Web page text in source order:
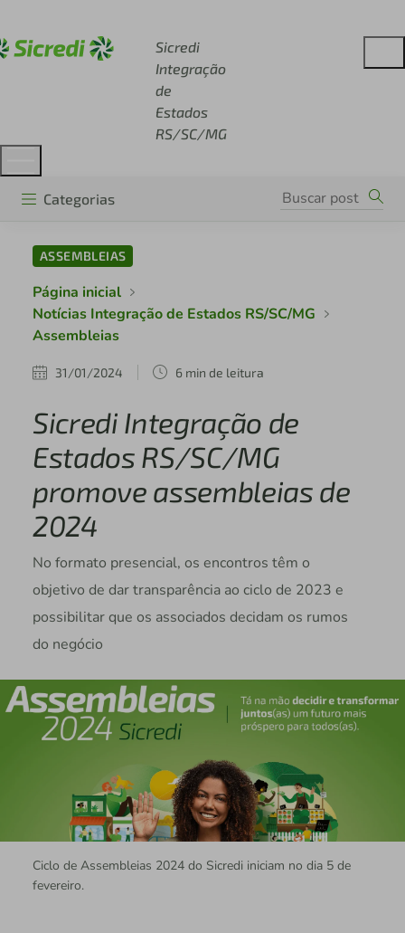
Sicredi
Integração
de
Estados
RS/SC/MG
Categorias
ASSEMBLEIAS
Página inicial
Notícias Integração de Estados RS/SC/MG
Assembleias
31/01/2024 6 min de leitura
Sicredi Integração de
Estados RS/SC/MG
promove assembleias de
2024
No formato presencial, os encontros têm o
objetivo de dar transparência ao ciclo de 2023 e
possibilitar que os associados decidam os rumos
do negócio
Ciclo de Assembleias 2024 do Sicredi iniciam no dia 5 de
fevereiro.